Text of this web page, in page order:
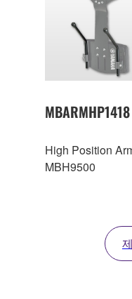
보
MBARMHP1418
High Position
MBH9500